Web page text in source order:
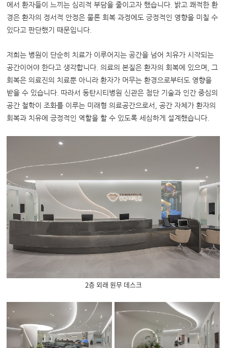
에서 환자들이 느끼는 심리적 부담을 줄이고자 했습니다. 밝고 쾌적한 환
경은 환자의 정서적 안정은 물론 회복 과정에도 긍정적인 영향을 미칠 수
있다고 판단했기 때문입니다.
저희는 병원이 단순히 치료가 이루어지는 공간을 넘어 치유가 시작되는
공간이어야 한다고 생각합니다. 의료의 본질은 환자의 회복에 있으며, 그
회복은 의료진의 치료뿐 아니라 환자가 머무는 환경으로부터도 영향을
받을 수 있습니다. 따라서 동탄시티병원 신관은 첨단 기술과 인간 중심의
공간 철학이 조화를 이루는 미래형 의료공간으로서, 공간 자체가 환자의
회복과 치유에 긍정적인 역할을 할 수 있도록 세심하게 설계했습니다.
2층 외래 원무 데스크